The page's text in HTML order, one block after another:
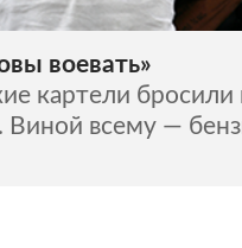
воевать»
картели бросили
Виной всему —